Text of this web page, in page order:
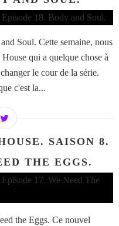
Soul. Cette semaine, nous
qui a quelque chose à
le cour de la série.
c'est la...
SAISON 8.
THE EGGS.
the Eggs. Ce nouvel